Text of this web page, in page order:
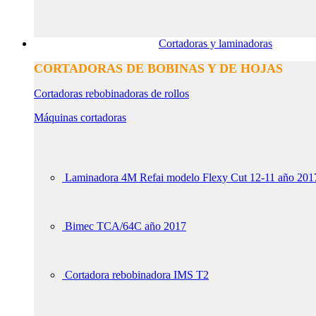
Cortadoras y laminadoras
CORTADORAS DE BOBINAS Y DE HOJAS
Cortadoras rebobinadoras de rollos
Máquinas cortadoras
Laminadora 4M Refai modelo Flexy Cut 12-11 año
Bimec TCA/64C año 2017
Cortadora rebobinadora IMS T2